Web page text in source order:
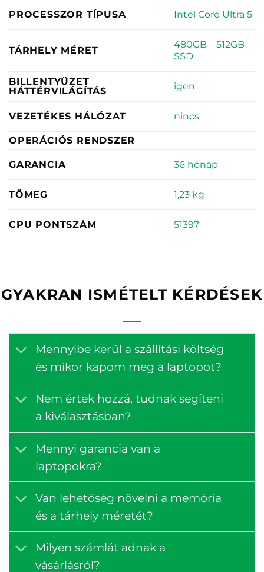
PROCESSZOR TÍPUSA Intel Core Ultra 5
TÁRHELY MÉRET
480GB – 512GB
SSD
BILLENTYŰZET
HÁTTÉRVILÁGÍTÁS
igen
VEZETÉKES HÁLÓZAT nincs
OPERÁCIÓS RENDSZER
GARANCIA 36 hónap
TÖMEG 1,23 kg
CPU PONTSZÁM 51397
GYAKRAN ISMÉTELT KÉRDÉSEK
Mennyibe kerül a szállítási költség
és mikor kapom meg a laptopot?
Nem értek hozzá, tudnak segíteni
a kiválasztásban?
Mennyi garancia van a
laptopokra?
Van lehetőség növelni a memória
és a tárhely méretét?
Milyen számlát adnak a
vásárlásról?